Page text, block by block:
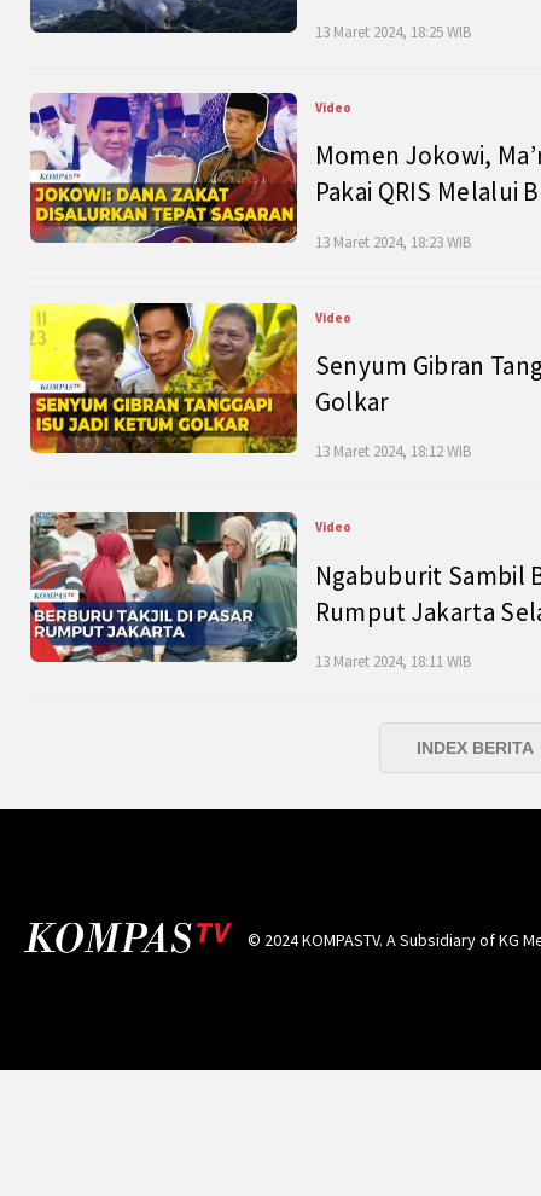
13 Maret 2024, 18:25 WIB
Video
Momen Jokowi,
Pakai QRIS Melalui
13 Maret 2024, 18:23 WIB
Video
Senyum Gibran
Golkar
13 Maret 2024, 18:12 WIB
Video
Ngabuburit Sambil
Rumput Jakarta
13 Maret 2024, 18:11 WIB
INDEX BERITA
© 2024 KOMPASTV. A Subsidiary ofKG